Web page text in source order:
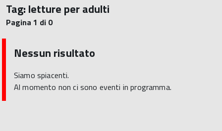
Tag: letture per adulti
Pagina 1 di 0
Nessun risultato
Siamo spiacenti.
Al momento non ci sono eventi in programma.